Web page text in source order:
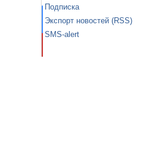
Подписка
Экспорт новостей (RSS)
SMS-alert